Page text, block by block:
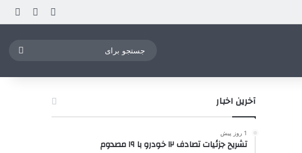
ورود نوشته
آخرین اخبار
1 روز پیش
تشریح جزئیات تصادف ۱۲ خودرو با ۱۹ مصدوم